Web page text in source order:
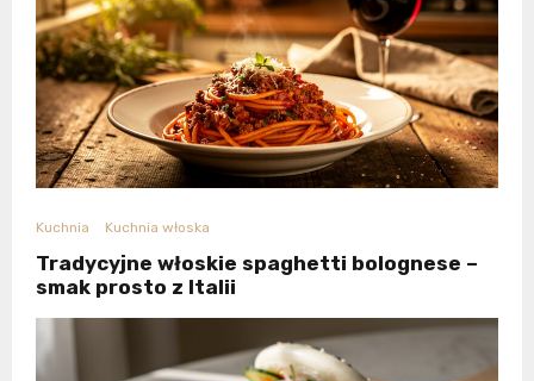
Kuchnia Kuchnia włoska
Tradycyjne włoskie spaghetti bolognese –
smak prosto z Italii